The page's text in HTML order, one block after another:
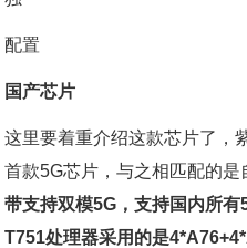
配置
国产芯片
这里要着重介绍这款芯片了，
首款5G芯片，与之相匹配的
带支持双模5G，支持国内所
T751处理器采用的是